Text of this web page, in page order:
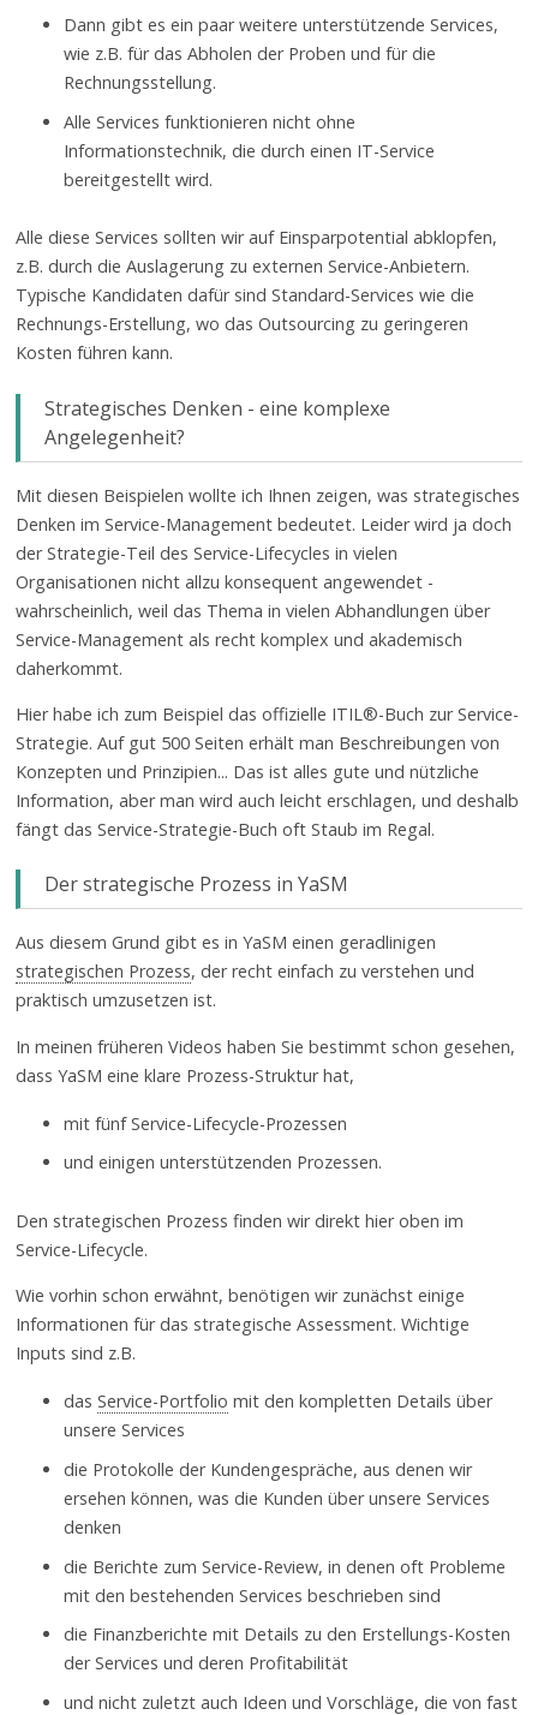
Dann gibt es ein paar weitere unterstützende Services,
wie z.B. für das Abholen der Proben und für die
Rechnungsstellung.
Alle Services funktionieren nicht ohne
Informationstechnik, die durch einen IT-Service
bereitgestellt wird.
Alle diese Services sollten wir auf Einsparpotential abklopfen,
z.B. durch die Auslagerung zu externen Service-Anbietern.
Typische Kandidaten dafür sind Standard-Services wie die
Rechnungs-Erstellung, wo das Outsourcing zu geringeren
Kosten führen kann.
Strategisches Denken - eine komplexe
Angelegenheit?
Mit diesen Beispielen wollte ich Ihnen zeigen, was strategisches
Denken im Service-Management bedeutet. Leider wird ja doch
der Strategie-Teil des Service-Lifecycles in vielen
Organisationen nicht allzu konsequent angewendet -
wahrscheinlich, weil das Thema in vielen Abhandlungen über
Service-Management als recht komplex und akademisch
daherkommt.
Hier habe ich zum Beispiel das offizielle ITIL®-Buch zur Service-
Strategie. Auf gut 500 Seiten erhält man Beschreibungen von
Konzepten und Prinzipien... Das ist alles gute und nützliche
Information, aber man wird auch leicht erschlagen, und deshalb
fängt das Service-Strategie-Buch oft Staub im Regal.
Der strategische Prozess in YaSM
Aus diesem Grund gibt es in YaSM einen geradlinigen
strategischen Prozess, der recht einfach zu verstehen und
praktisch umzusetzen ist.
In meinen früheren Videos haben Sie bestimmt schon gesehen,
dass YaSM eine klare Prozess-Struktur hat,
mit fünf Service-Lifecycle-Prozessen
und einigen unterstützenden Prozessen.
Den strategischen Prozess finden wir direkt hier oben im
Service-Lifecycle.
Wie vorhin schon erwähnt, benötigen wir zunächst einige
Informationen für das strategische Assessment. Wichtige
Inputs sind z.B.
dasService-Portfolio mit den kompletten Details über
unsere Services
die Protokolle der Kundengespräche, aus denen wir
ersehen können, was die Kunden über unsere Services
denken
die Berichte zum Service-Review, in denen oft Probleme
mit den bestehenden Services beschrieben sind
die Finanzberichte mit Details zu den Erstellungs-Kosten
der Services und deren Profitabilität
und nicht zuletzt auch Ideen und Vorschläge, die von fast